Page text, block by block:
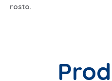
rosto.